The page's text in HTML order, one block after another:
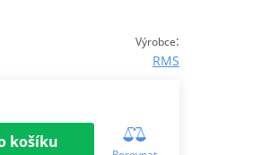
Výrobce:
RMS
košíku